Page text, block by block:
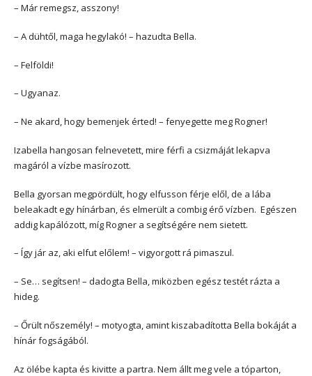
– Már remegsz, asszony!
– A dühtől, maga hegylakó! – hazudta Bella.
– Felföldi!
– Ugyanaz.
– Ne akard, hogy bemenjek érted! – fenyegette meg Rogner!
Izabella hangosan felnevetett, mire férfi a csizmáját lekapva
magáról a vízbe masírozott.
Bella gyorsan megpördült, hogy elfusson férje elől, de a lába
beleakadt egy hínárban, és elmerült a combig érő vízben. Egészen
addig kapálózott, míg Rogner a segítségére nem sietett.
– Így jár az, aki elfut előlem! – vigyorgott rá pimaszul.
– Se… segítsen! – dadogta Bella, miközben egész testét rázta a
hideg.
– Őrült nőszemély! – motyogta, amint kiszabadította Bella bokáját a
hínár fogságából.
Az ölébe kapta és kivitte a partra. Nem állt meg vele a tóparton,